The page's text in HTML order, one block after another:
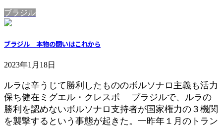
ブラジル
ブラジル 本物の闘いはこれから
2023年1月18日
ルラは辛うじて勝利したもののボルソナロ主義も活力
保ち健在ミグエル・クレスポ ブラジルで、ルラの
勝利を認めないボルソナロ支持者が国家権力の３機関
を襲撃するという事態が起きた。一昨年１月のトラン